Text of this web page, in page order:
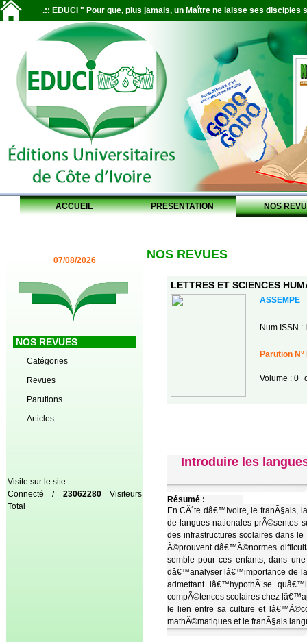
.:: EDUCI " Pour que, plus jamais, un Maître ne laisse ses disciples
ACCUEIL PRESENTATION NOS
07/08/2026
NOS REVUES
Catégories
Revues
Parutions
Articles
Visite sur le site
Connecté / 23062280Visiteurs
Total
NOS REVUES
LETTRES ET SCIENCES
ASSEMPE
Num ISSN :
Parution
Volume : 0
Introduire les
Résumé :
En CÃ´te dâ€™Ivoire, le
de langues nationales prÃ©sentes
des infrastructures scolaires dans
Ã©prouvent dâ€™Ã©normes
semble pour ces enfants, dans
dâ€™analyser lâ€™importance de
admettant lâ€™hypothÃ¨se
compÃ©tences scolaires chez
le lien entre sa culture et
mathÃ©matiques et le franÃ§ais